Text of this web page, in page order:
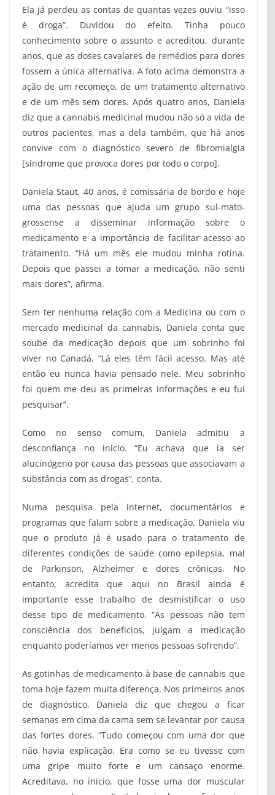
Ela já perdeu as contas de quantas vezes ouviu “isso
é droga”. Duvidou do efeito. Tinha pouco
conhecimento sobre o assunto e acreditou, durante
anos, que as doses cavalares de remédios para dores
fossem a única alternativa. A foto acima demonstra a
ação de um recomeço, de um tratamento alternativo
e de um mês sem dores. Após quatro anos, Daniela
diz que a cannabis medicinal mudou não só a vida de
outros pacientes, mas a dela também, que há anos
convive com o diagnóstico severo de fibromialgia
[síndrome que provoca dores por todo o corpo].
Daniela Staut, 40 anos, é comissária de bordo e hoje
uma das pessoas que ajuda um grupo sul-mato-
grossense a disseminar informação sobre o
medicamento e a importância de facilitar acesso ao
tratamento. “Há um mês ele mudou minha rotina.
Depois que passei a tomar a medicação, não senti
mais dores”, afirma.
Sem ter nenhuma relação com a Medicina ou com o
mercado medicinal da cannabis, Daniela conta que
soube da medicação depois que um sobrinho foi
viver no Canadá. “Lá eles têm fácil acesso. Mas até
então eu nunca havia pensado nele. Meu sobrinho
foi quem me deu as primeiras informações e eu fui
pesquisar”.
Como no senso comum, Daniela admitiu a
desconfiança no início. “Eu achava que ia ser
alucinógeno por causa das pessoas que associavam a
substância com as drogas”, conta.
Numa pesquisa pela internet, documentários e
programas que falam sobre a medicação, Daniela viu
que o produto já é usado para o tratamento de
diferentes condições de saúde como epilepsia, mal
de Parkinson, Alzheimer e dores crônicas. No
entanto, acredita que aqui no Brasil ainda é
importante esse trabalho de desmistificar o uso
desse tipo de medicamento. “As pessoas não tem
consciência dos benefícios, julgam a medicação
enquanto poderíamos ver menos pessoas sofrendo”.
As gotinhas de medicamento à base de cannabis que
toma hoje fazem muita diferença. Nos primeiros anos
de diagnóstico, Daniela diz que chegou a ficar
semanas em cima da cama sem se levantar por causa
das fortes dores. “Tudo começou com uma dor que
não havia explicação. Era como se eu tivesse com
uma gripe muito forte e um cansaço enorme.
Acreditava, no início, que fosse uma dor muscular